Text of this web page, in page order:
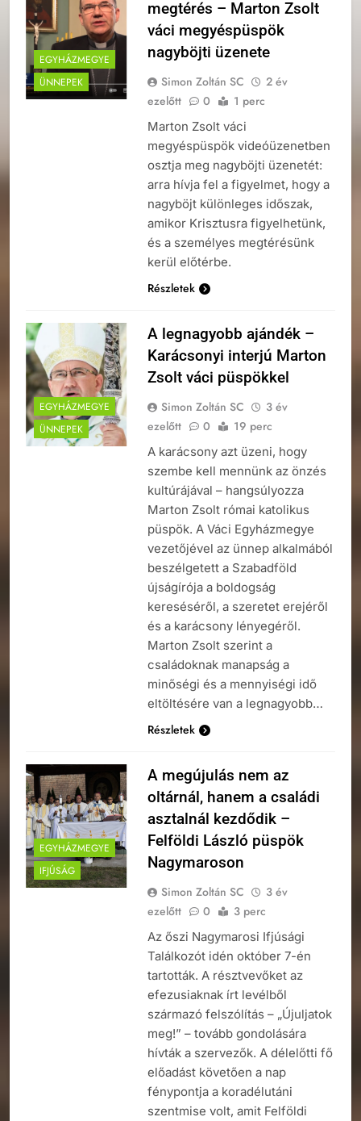
EGYHÁZMEGYE
ÜNNEPEK
megtérés – Marton Zsolt
váci megyéspüspök
nagyböjti üzenete
Simon Zoltán SC
2 év
ezelőtt
0 1 perc
Marton Zsolt váci
megyéspüspök videóüzenetben
osztja meg nagyböjti üzenetét:
arra hívja fel a figyelmet, hogy a
nagyböjt különleges időszak,
amikor Krisztusra figyelhetünk,
és a személyes megtérésünk
kerül előtérbe.
Részletek
EGYHÁZMEGYE
ÜNNEPEK
A legnagyobb ajándék –
Karácsonyi interjú Marton
Zsolt váci püspökkel
Simon Zoltán SC
3 év
ezelőtt
0 19 perc
A karácsony azt üzeni, hogy
szembe kell mennünk az önzés
kultúrájával – hangsúlyozza
Marton Zsolt római katolikus
püspök. A Váci Egyházmegye
vezetőjével az ünnep alkalmából
beszélgetett a Szabadföld
újságírója a boldogság
kereséséről, a szeretet erejéről
és a karácsony lényegéről.
Marton Zsolt szerint a
családoknak manapság a
minőségi és a mennyiségi idő
eltöltésére van a legnagyobb…
Részletek
EGYHÁZMEGYE
IFJÚSÁG
A megújulás nem az
oltárnál, hanem a családi
asztalnál kezdődik –
Felföldi László püspök
Nagymaroson
Simon Zoltán SC
3 év
ezelőtt
0 3 perc
Az őszi Nagymarosi Ifjúsági
Találkozót idén október 7-én
tartották. A résztvevőket az
efezusiaknak írt levélből
származó felszólítás – „Újuljatok
meg!” – tovább gondolására
hívták a szervezők. A délelőtti fő
előadást követően a nap
fénypontja a koradélutáni
szentmise volt, amit Felföldi